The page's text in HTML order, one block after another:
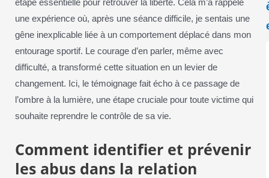
étape essentielle pour retrouver la liberté. Cela m’a rappelé
une expérience où, après une séance difficile, je sentais une
gêne inexplicable liée à un comportement déplacé dans mon
entourage sportif. Le courage d’en parler, même avec
difficulté, a transformé cette situation en un levier de
changement. Ici, le témoignage fait écho à ce passage de
l’ombre à la lumière, une étape cruciale pour toute victime qui
souhaite reprendre le contrôle de sa vie.
Comment identifier et prévenir
les abus dans la relation